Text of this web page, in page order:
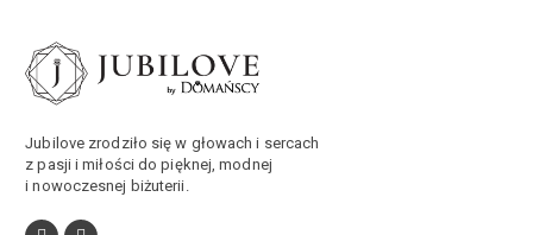
Jubilove zrodziło się w głowach i sercach
z pasji i miłości do pięknej, modnej
i nowoczesnej biżuterii.